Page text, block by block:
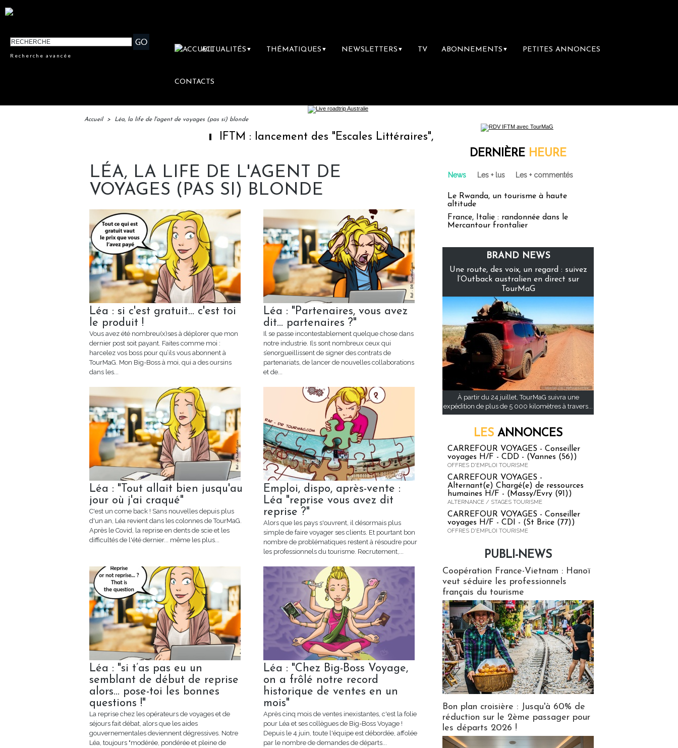
Recherche avancée
ACTUALITÉS ▼ THÉMATIQUES ▼ NEWSLETTERS ▼ TV ABONNEMENTS ▼ PETITES ANNONCES
CONTACTS
Accueil > Léa, la life de l'agent de voyages (pas si) blonde
IFTM : lancement des "Escales Littéraires", la première librairie du voyage
LÉA, LA LIFE DE L'AGENT DE
VOYAGES (PAS SI) BLONDE
Léa : si c'est gratuit... c'est toi
le produit !
Vous avez été nombreu(x)ses à déplorer que mon
dernier post soit payant. Faites comme moi :
harcelez vos boss pour qu’ils vous abonnent à
TourMaG. Mon Big-Boss à moi, qui a des oursins
dans les...
Léa : "Partenaires, vous avez
dit... partenaires ?"
Il se passe incontestablement quelque chose dans
notre industrie. Ils sont nombreux ceux qui
s’enorgueillissent de signer des contrats de
partenariats, de lancer de nouvelles collaborations
et de...
Léa : "Tout allait bien jusqu'au
jour où j'ai craqué"
C'est un come back ! Sans nouvelles depuis plus
d'un an, Léa revient dans les colonnes de TourMaG.
Après le Covid, la reprise en dents de scie et les
difficultés de l'été dernier... même les plus...
Emploi, dispo, après-vente :
Léa "reprise vous avez dit
reprise ?"
Alors que les pays s'ouvrent, il désormais plus
simple de faire voyager ses clients. Et pourtant bon
nombre de problématiques restent à résoudre pour
les professionnels du tourisme. Recrutement,...
Léa : "si t’as pas eu un
semblant de début de reprise
alors... pose-toi les bonnes
questions !"
La reprise chez les opérateurs de voyages et de
séjours fait débat, alors que les aides
gouvernementales deviennent dégressives. Notre
Léa, toujours "modérée, pondérée et pleine de
Léa : "Chez Big-Boss Voyage,
on a frôlé notre record
historique de ventes en un
mois"
Après cinq mois de ventes inexistantes, c'est la folie
pour Léa et ses collègues de Big-Boss Voyage !
Depuis le 4 juin, toute l'équipe est débordée, affolée
par le nombre de demandes de départs...
DERNIÈRE HEURE
News Les + lus Les + commentés
Le Rwanda, un tourisme à haute
altitude
France, Italie : randonnée dans le
Mercantour frontalier
BRAND NEWS
Une route, des voix, un regard : suivez
l’Outback australien en direct sur
TourMaG
À partir du 24 juillet, TourMaG suivra une
expédition de plus de 5 000 kilomètres à travers...
LES ANNONCES
CARREFOUR VOYAGES - Conseiller
voyages H/F - CDD - (Vannes (56))
OFFRES D'EMPLOI TOURISME
CARREFOUR VOYAGES -
Alternant(e) Chargé(e) de ressources
humaines H/F - (Massy/Evry (91))
ALTERNANCE / STAGES TOURISME
CARREFOUR VOYAGES - Conseiller
voyages H/F - CDI - (St Brice (77))
OFFRES D'EMPLOI TOURISME
PUBLI-NEWS
Coopération France-Vietnam : Hanoï
veut séduire les professionnels
français du tourisme
Bon plan croisière : Jusqu'à 60% de
réduction sur le 2ème passager pour
les départs 2026 !